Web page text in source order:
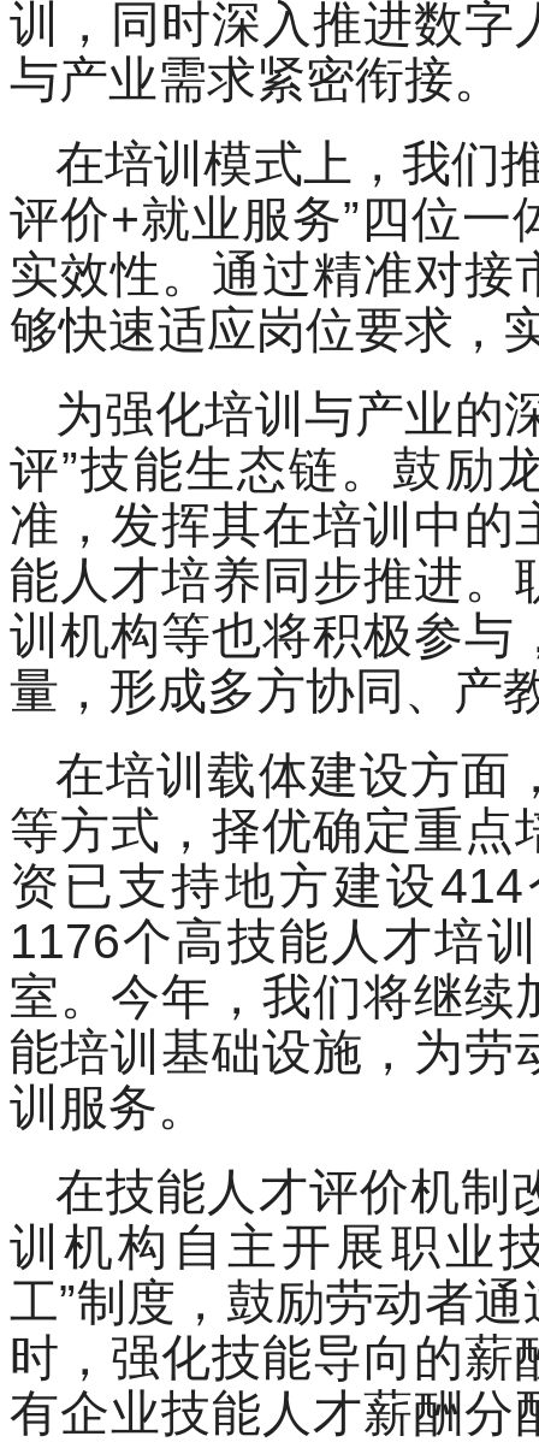
训，同时深入推进数字
与产业需求紧密衔接。
在培训模式上，我们
评价+就业服务”四位
实效性。通过精准对接
够快速适应岗位要求，
为强化培训与产业的
评”技能生态链。鼓励
准，发挥其在培训中的
能人才培养同步推进。
训机构等也将积极参与
量，形成多方协同、产
在培训载体建设方面
等方式，择优确定重点
资已支持地方建设
1176个高技能人才培
室。今年，我们将继续
能培训基础设施，为劳
训服务。
在技能人才评价机制
训机构自主开展职业
工”制度，鼓励劳动者
时，强化技能导向的薪
有企业技能人才薪酬分